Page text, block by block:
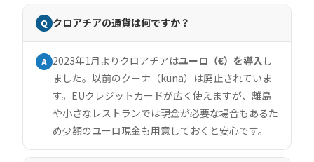
Q クロアチアの通貨は何ですか？
A 2023年1月よりクロアチアはユーロ（€）を導入 し
ました。以前のクーナ（kuna）は廃止されていま
す。EUクレジットカードが広く使えますが、離島
や小さなレストランでは現金が必要な場合もあるた
め少額のユーロ現金も用意しておくと安心です。